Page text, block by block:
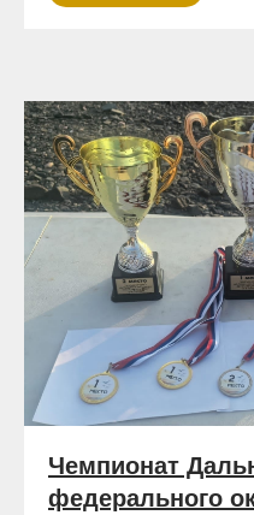
Чемпионат
федерального